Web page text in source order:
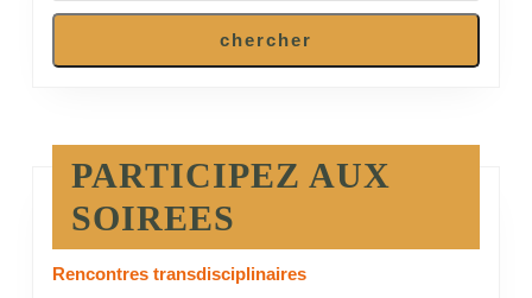
chercher
PARTICIPEZ AUX
SOIREES
Rencontres transdisciplinaires